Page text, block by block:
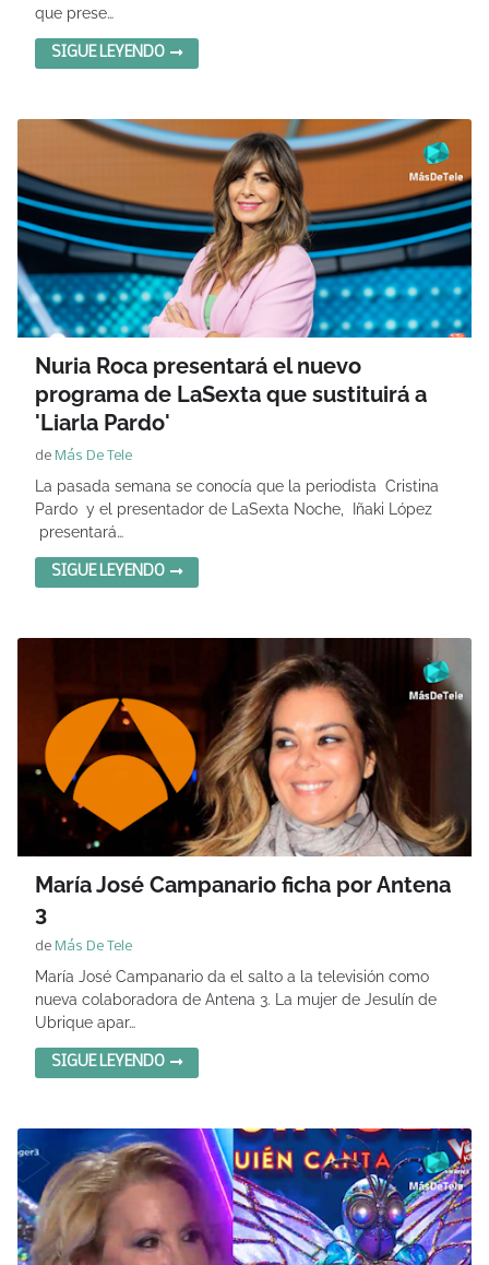
que prese…
SIGUE LEYENDO
Nuria Roca presentará el nuevo
programa de LaSexta que sustituirá a
'Liarla Pardo'
de Más De Tele
La pasada semana se conocía que la periodista Cristina
Pardo y el presentador de LaSexta Noche, Iñaki López
presentará…
SIGUE LEYENDO
María José Campanario ficha por Antena
3
de Más De Tele
María José Campanario da el salto a la televisión como
nueva colaboradora de Antena 3. La mujer de Jesulín de
Ubrique apar…
SIGUE LEYENDO